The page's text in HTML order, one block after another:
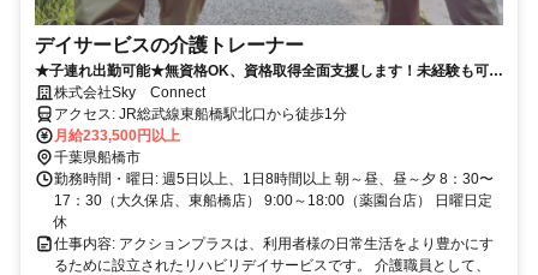
デイサービスの介護トレーナー
★子連れ出勤可能★無資格OK、資格取得全面支援します！未経験も可★
他業種からの転職大歓迎★マシン誘導、入浴介助、散歩・買い物同行を
お願いします◎
株式会社Sky Connect
アクセス: JR総武線東船橋駅北口から徒歩1分
月給233,500円以上
千葉県船橋市
勤務時間・曜日: 週5日以上、1日8時間以上 朝～昼、昼～夕 8：30〜
17：30（大久保店、東船橋店） 9:00～18:00（薬園台店） 日曜日定
休
仕事内容: アクションプラスは、利用者様の日常生活をより豊かにす
るために設立されたリハビリデイサービスです。 介護職員として、